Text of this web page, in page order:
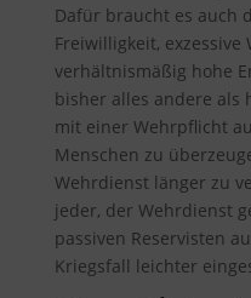
Dafür braucht es auch
Freiwilligkeit,
verhältnismäßig hohe
bisher alles andere als
mit einer Wehrpflicht
Menschen zu
Wehrdienst länger zu
jeder, der Wehrdienst
passiven Reservisten
Kriegsfall leichter